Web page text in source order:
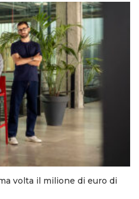
volta il milione di euro di